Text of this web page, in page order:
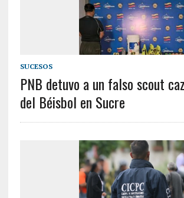
SUCESOS
PNB detuvo a un falso scout
del Béisbol en Sucre